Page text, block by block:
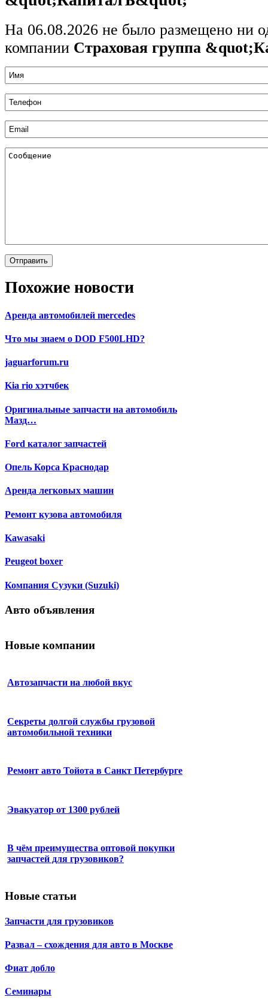
На 06.08.2026 не было размещено ни
компании Страховая группа
Похожие новости
Аренда автомобилей mercedes
Что мы знаем о DOD F500LHD?
jaguarforum.ru
Kia rio хэтчбек
Оригинальные запчасти на автомобиль
Мазд…
Ford каталог запчастей
Опель Корса Краснодар
Аренда легковых машин
Ремонт кузова автомобиля
Kawasaki
Peugeot boxer
Компания Сузуки (Suzuki)
Авто объявления
Новые компании
Автозапчасти на любой вкус
Секреты долгой службы грузовой
автомобильной техники
Ремонт авто Тойота в Санкт Петербурге
Эвакуатор от 1300 рублей
В чём преимущества оптовой покупки
запчастей для грузовиков?
Новые статьи
Запчасти для грузовиков
Развал – схождения для авто в Москве
Фиат добло
Семинары